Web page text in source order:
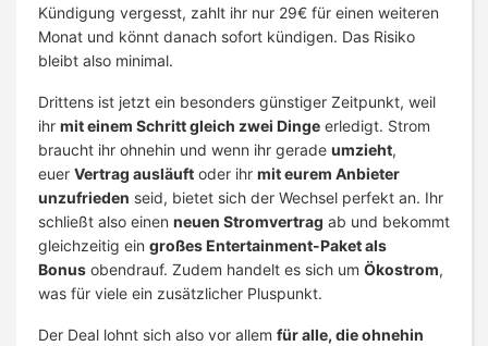
Kündigung vergesst, zahlt ihr nur 29€ für einen weiteren
Monat und könnt danach sofort kündigen. Das Risiko
bleibt also minimal.
Drittens ist jetzt ein besonders günstiger Zeitpunkt, weil
ihr mit einem Schritt gleich zwei Dinge erledigt. Strom
braucht ihr ohnehin und wenn ihr gerade umzieht,
euer Vertrag ausläuft oder ihr mit eurem Anbieter
unzufrieden seid, bietet sich der Wechsel perfekt an. Ihr
schließt also einen neuen Stromvertrag ab und bekommt
gleichzeitig ein großes Entertainment-Paket als
Bonus obendrauf. Zudem handelt es sich um Ökostrom,
was für viele ein zusätzlicher Pluspunkt.
Der Deal lohnt sich also vor allem für alle, die ohnehin